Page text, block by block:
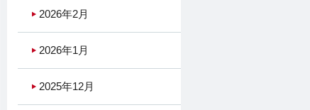
2026年2月
2026年1月
2025年12月